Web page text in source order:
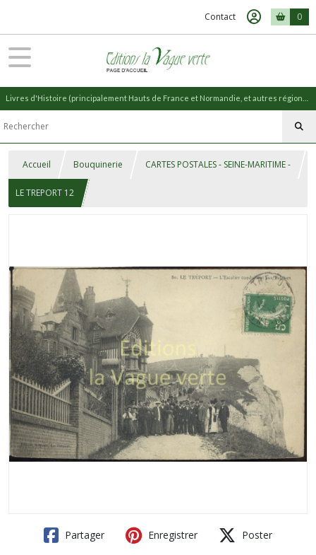
Contact 0
Accueil Bouquinerie CARTES POSTALES - SEINE-MARITIME -
LE TREPORT 12
Partager Enregistrer Poster